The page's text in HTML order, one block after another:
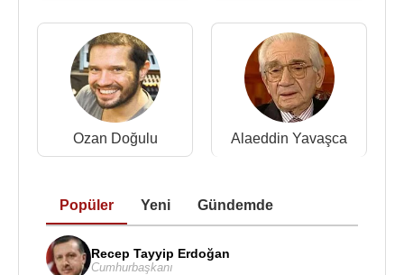
Ozan Doğulu Alaeddin Yavaşca
Popüler Yeni Gündemde
Recep Tayyip Erdoğan
Cumhurbaşkanı